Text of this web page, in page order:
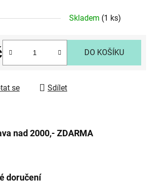
Skladem (1 ks)
DO KOŠÍKU
se Sdílet
nad 2000,- ZDARMA
doručení